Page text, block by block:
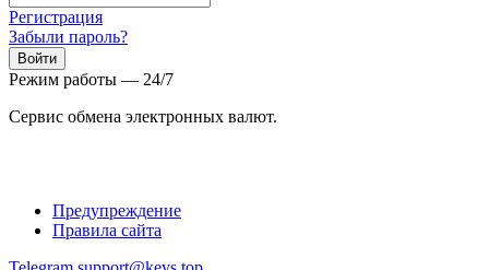
Регистрация
Забыли пароль?
Режим работы — 24/7
Сервис обмена электронных валют.
Предупреждение
Правила сайта